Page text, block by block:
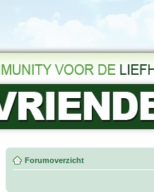
Forumoverzicht